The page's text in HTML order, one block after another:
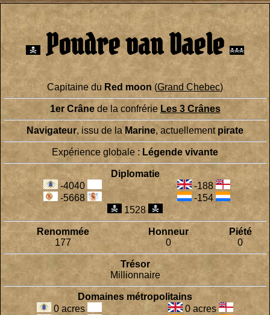
Poudre van Daele
Capitaine du Red moon (Grand Chebec)
1er Crânede la confrérie Les 3 Crânes
Navigateur, issu de laMarine, actuellement pirate
Expérience globale :Légende vivante
Diplomatie
-4040
-188
-5668
-154
1528
Renommée Honneur
Piété
177
0 0
Trésor
Millionnaire
Domaines métropolitains
0 acres
0 acres